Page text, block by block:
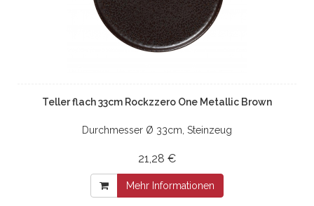
Teller flach 33cm Rockzzero One Metallic Brown
Durchmesser Ø 33cm, Steinzeug
21,28 €
Mehr Informationen